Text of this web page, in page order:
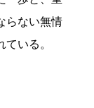
らない無情
いる。